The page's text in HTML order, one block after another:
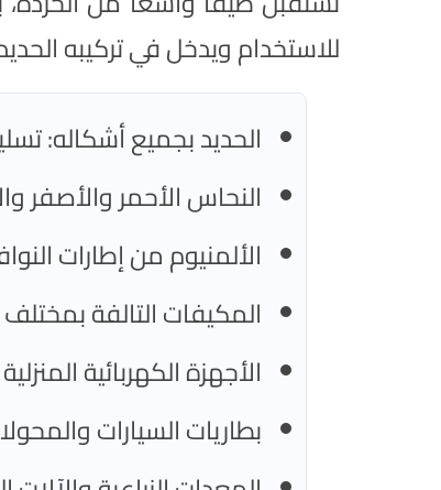
للاستخدام ويدخل في تركيبه
الحديد بجميع أشكاله:
النحاس الأحمر والأصفر
الألمنيوم من إطارات
المكيفات التالفة بمختلف
الأجهزة الكهربائية
بطاريات السيارات